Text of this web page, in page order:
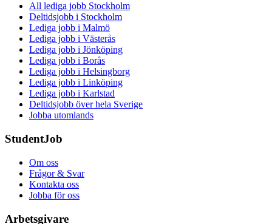
All lediga jobb Stockholm
Deltidsjobb i Stockholm
Lediga jobb i Malmö
Lediga jobb i Västerås
Lediga jobb i Jönköping
Lediga jobb i Borås
Lediga jobb i Helsingborg
Lediga jobb i Linköping
Lediga jobb i Karlstad
Deltidsjobb över hela Sverige
Jobba utomlands
StudentJob
Om oss
Frågor & Svar
Kontakta oss
Jobba för oss
Arbetsgivare